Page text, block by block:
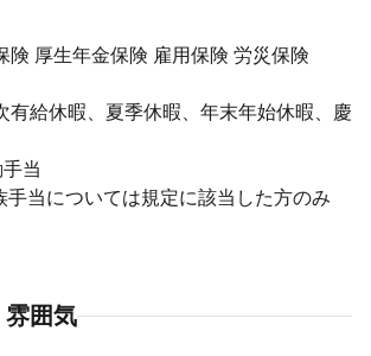
険 厚生年金保険 雇用保険 労災保険
有給休暇、夏季休暇、年末年始休暇、慶
当
当については規定に該当した方のみ
雰囲気